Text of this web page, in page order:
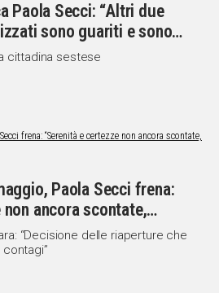
Paola Secci: “Altri due
sono guariti e sono
cittadina sestese
Paola Secci frena:
ancora scontate,
“Decisione delle riaperture che